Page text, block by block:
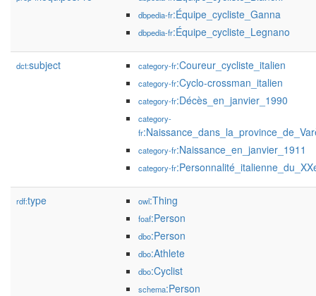
dbpedia-fr:Équipe_cycliste_Ganna
dbpedia-fr:Équipe_cycliste_Legnano
dct:subject category-fr:Coureur_cycliste_italien
category-fr:Cyclo-crossman_italien
category-fr:Décès_en_janvier_1990
category-
fr
category-fr:Naissance_en_janvier_1911
category-fr
rdf:type owl:Thing
foaf:Person
dbo:Person
dbo:Athlete
dbo:Cyclist
schema:Person